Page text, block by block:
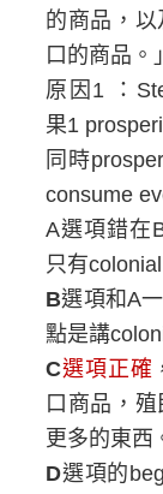
的商品，
口的商品。」
原因 1 ：
果1
同時
consume
A選項錯在
只有
B選項和A
點是講
C選項正確
口商品，
更多的東西
D選項的